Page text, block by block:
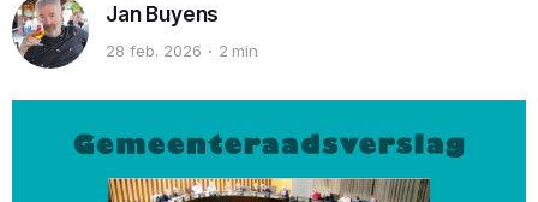
Jan Buyens
28 feb. 2026 2 min